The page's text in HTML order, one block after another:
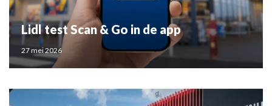
Lidl test Scan & Go in de app
27 mei 2026